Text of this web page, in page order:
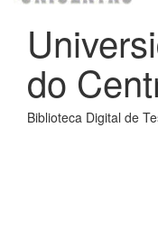
do
Biblioteca Digital de